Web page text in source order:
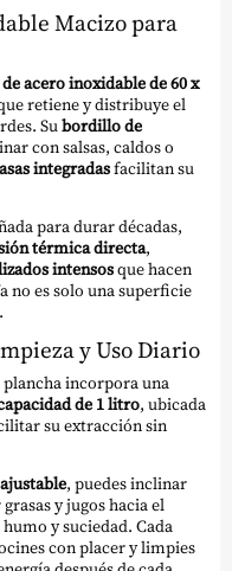
Macizo para
acero inoxidable de 60 x
retiene y distribuye el
Subordillo de
con salsas, caldos o
asas integradasfacilitan su
para durar décadas,
térmica directa,
intensosque hacen
no es solo una superficie
y Uso Diario
plancha incorpora una
de 1 litro, ubicada
su extracción sin
, puedes inclinar
y jugos hacia el
y suciedad. Cada
con placer y limpies